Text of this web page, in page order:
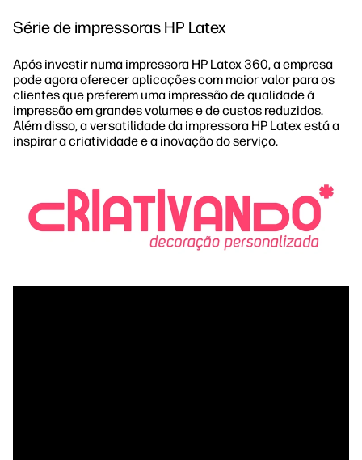
Série de impressoras HP Latex
Após investir numa impressora HP Latex 360, a empresa
pode agora oferecer aplicações com maior valor para os
clientes que preferem uma impressão de qualidade à
impressão em grandes volumes e de custos reduzidos.
Além disso, a versatilidade da impressora HP Latex está a
inspirar a criatividade e a inovação do serviço.